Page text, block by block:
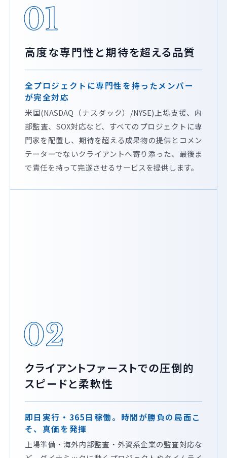
01
高度な専門性と期待を超える品質
全プロジェクトに専門性を持ったメンバー
が完全対応
米国(NASDAQ（ナスダック）/NYSE)上場支援、内
部監査、SOX対応など、すべてのプロジェクトに専
門家を配置し、期待を超える成果物の提供とコメン
テーターでないクライアントへ寄り添った、最後ま
で責任を持って完遂させるサービスを提供します。
02
クライアントファーストでの圧倒的
スピードと柔軟性
即日実行・365日稼働。時間が勝負の局面こ
そ、真価を発揮
上場準備・海外内部監査・外資系企業の監査対応な